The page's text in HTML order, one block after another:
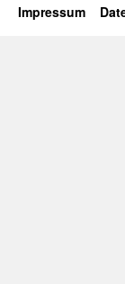
Impressum